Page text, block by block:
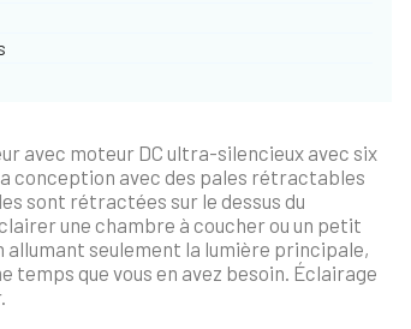
avec moteur DC ultra-silencieux avec six
conception avec des pales rétractables
sont rétractées sur le dessus du
une chambre à coucher ou un petit
allumant seulement la lumière principale,
que vous en avez besoin. Éclairage